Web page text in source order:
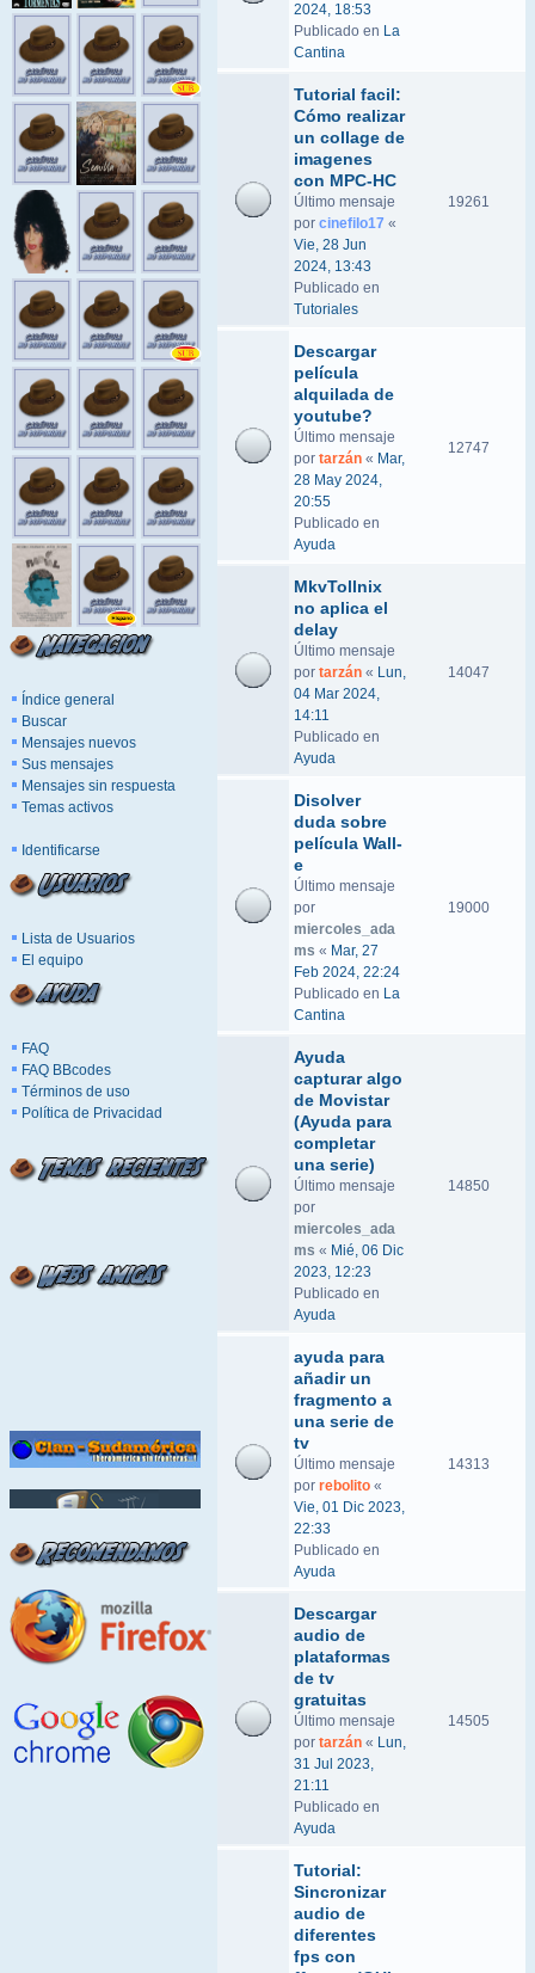
Índice general
Buscar
Mensajes nuevos
Sus mensajes
Mensajes sin respuesta
Temas activos
Identificarse
Lista de Usuarios
El equipo
FAQ
FAQ BBcodes
Términos de uso
Política de Privacidad
2024, 18:53
Publicado en La
Cantina
Tutorial facil:
Cómo realizar
un collage de
imagenes
con MPC-HC
Último mensaje
por cinefilo17 «
Vie, 28 Jun
2024, 13:43
Publicado en
Tutoriales
19261
Descargar
película
alquilada de
youtube?
Último mensaje
por tarzán « Mar,
28 May 2024,
20:55
Publicado en
Ayuda
12747
MkvTollnix
no aplica el
delay
Último mensaje
por tarzán « Lun,
04 Mar 2024,
14:11
Publicado en
Ayuda
14047
Disolver
duda sobre
película Wall-
e
Último mensaje
por
miercoles_ada
ms « Mar, 27
Feb 2024, 22:24
Publicado en La
Cantina
19000
Ayuda
capturar algo
de Movistar
(Ayuda para
completar
una serie)
Último mensaje
por
miercoles_ada
ms « Mié, 06 Dic
2023, 12:23
Publicado en
Ayuda
14850
ayuda para
añadir un
fragmento a
una serie de
tv
Último mensaje
por rebolito «
Vie, 01 Dic 2023,
22:33
Publicado en
Ayuda
14313
Descargar
audio de
plataformas
de tv
gratuitas
Último mensaje
por tarzán « Lun,
31 Jul 2023,
21:11
Publicado en
Ayuda
14505
Tutorial:
Sincronizar
audio de
diferentes
fps con